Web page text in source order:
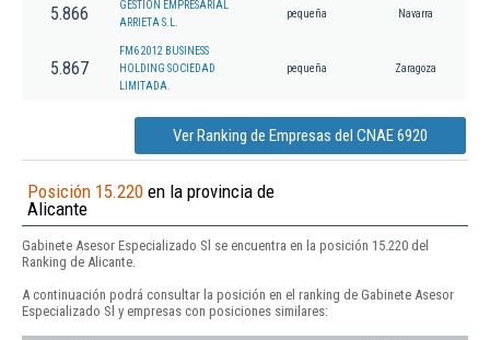
5.866
GESTION EMPRESARIAL
ARRIETA S.L.
pequeña Navarra
5.867
FM6 2012 BUSINESS
HOLDING SOCIEDAD
LIMITADA.
pequeña Zaragoza
Ver Ranking de Empresas del CNAE 6920
Posición 15.220 en la provincia de
Alicante
Gabinete Asesor Especializado Sl se encuentra en la posición 15.220 del
Ranking de Alicante.
A continuación podrá consultar la posición en el ranking de Gabinete Asesor
Especializado Sl y empresas con posiciones similares: